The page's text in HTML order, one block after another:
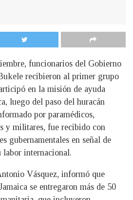
funcionarios del Gobierno
recibieron al primer grupo
en la misión de ayuda
luego del paso del huracán
por paramédicos,
y militares, fue recibido con
gubernamentales en señal de
labor internacional.
Vásquez, informó que
se entregaron más de 50